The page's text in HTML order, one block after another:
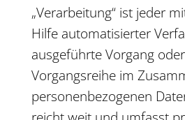
„Verarbeitung“ ist jeder
Hilfe automatisierter
ausgeführte Vorgang
Vorgangsreihe im
personenbezogenen